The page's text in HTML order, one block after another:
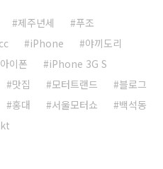
제주년세
푸조
iPhone
야끼도리
아이폰
iPhone 3G S
맛집 모터트랜드
블로그
홍대 서울모터쇼
백석동
kt